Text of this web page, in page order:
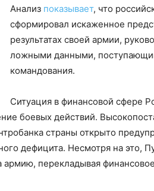
Анализ показывает, что
сформировал искаженное
результатах своей армии,
ложными данными,
командования.
Ситуация в финансовой сфере
боевых действий.
страны открыто
дефицита. Несмотря на это,
армию, перекладывая